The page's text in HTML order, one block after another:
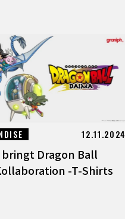
12.11.2024
Dragon Ball
-T-Shirts